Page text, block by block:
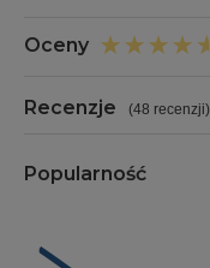
Oceny
Recenzje (48 recenzji)
Popularność